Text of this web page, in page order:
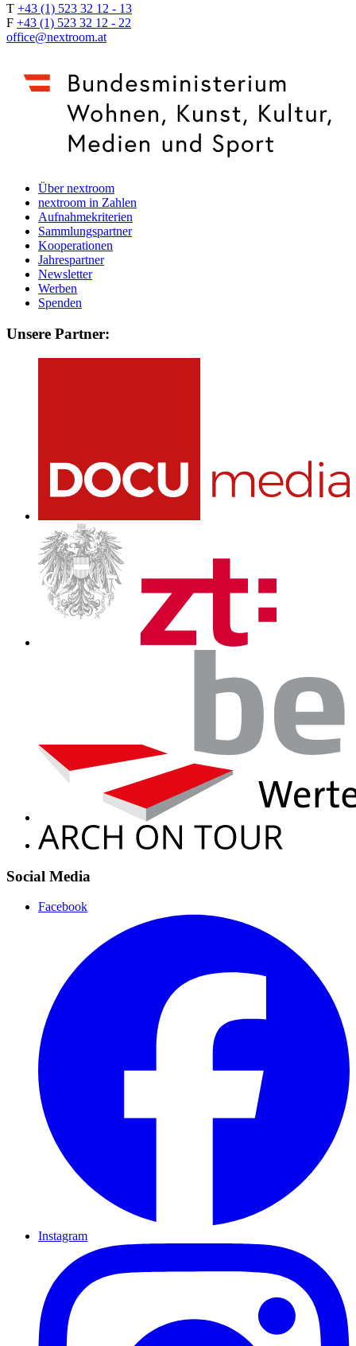
T +43 (1) 523 32 12 - 13
F +43 (1) 523 32 12 - 22
office@nextroom.at
Über nextroom
nextroom in Zahlen
Aufnahmekriterien
Sammlungspartner
Kooperationen
Jahrespartner
Newsletter
Werben
Spenden
Unsere Partner:
Social Media
Facebook
Instagram